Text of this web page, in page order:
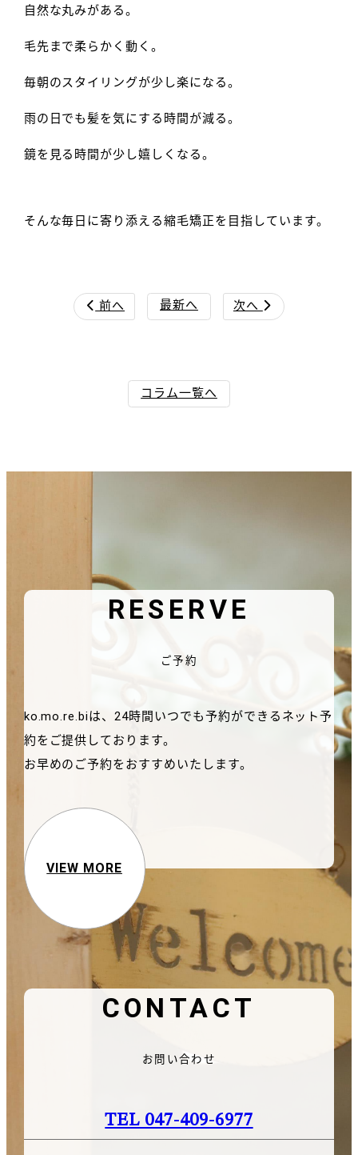
自然な丸みがある。
毛先まで柔らかく動く。
毎朝のスタイリングが少し楽になる。
雨の日でも髪を気にする時間が減る。
鏡を見る時間が少し嬉しくなる。
そんな毎日に寄り添える縮毛矯正を目指しています。
 前へ 最新へ 次へ 
コラム一覧へ
RESERVE
ご予約
ko.mo.re.biは、24時間いつでも予約ができるネット予
約をご提供しております。
お早めのご予約をおすすめいたします。
VIEW MORE
CONTACT
お問い合わせ
TEL 047-409-6977